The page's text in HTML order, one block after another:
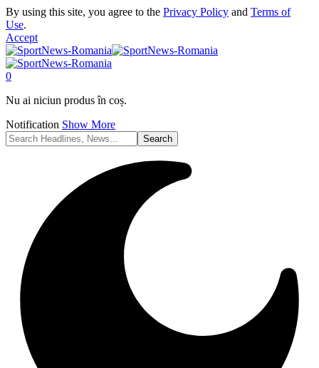
By using this site, you agree to the Privacy Policy and Terms of
Use.
Accept
0
Nu ai niciun produs în coș.
Notification Show More